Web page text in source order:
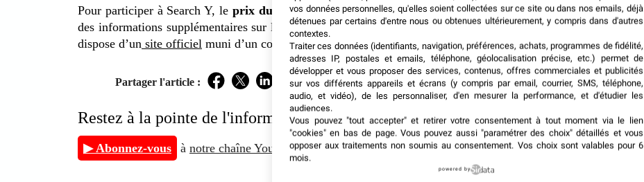
Pour participer à Search Y, le prix du billet s’élève à 50 € ou 100 €, selon la formule choisie. Pour
des informations supplémentaires sur la billetterie ou le programme complet de la journée, Search Y
dispose d’un site officiel muni d’un compte à rebours vous indiquant le début des festivités.
Partager l'article : Facebook
TwitterLinkedIn
Restez à la pointe de l'information avec EVENEMENT.COM !
▶ Abonnez-vous à notre chaîne YouTubeet rejoignez-nous surGoog leActualités
vos données personnelles, qu'elles soient collectées sur ce site ou dans nos emails, déjà
détenues par certains d'entre nous ou obtenues ultérieurement, y compris dans d'autres
contextes.
Traiter ces données (identifiants, navigation, préférences, achats, programmes de fidélité,
adresses IP, postales et emails, téléphone, géolocalisation précise, etc.) permet de
développer et vous proposer des services, contenus, offres commerciales et publicités
sur vos différents appareils et écrans (y compris par email, courrier, SMS, téléphone,
audio, et vidéo), de les personnaliser, d'en mesurer la performance, et d'étudier les
audiences.
Vous pouvez "tout accepter" et retirer votre consentement à tout moment via le lien
"cookies" en bas de page. Vous pouvez aussi "paramétrer des choix" détaillés et vous
opposer aux traitements non soumis au consentement. Vos choix sont valables pour 6
mois.
powered by